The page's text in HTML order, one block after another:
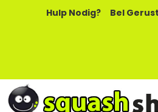
Hulp Nodig? Bel